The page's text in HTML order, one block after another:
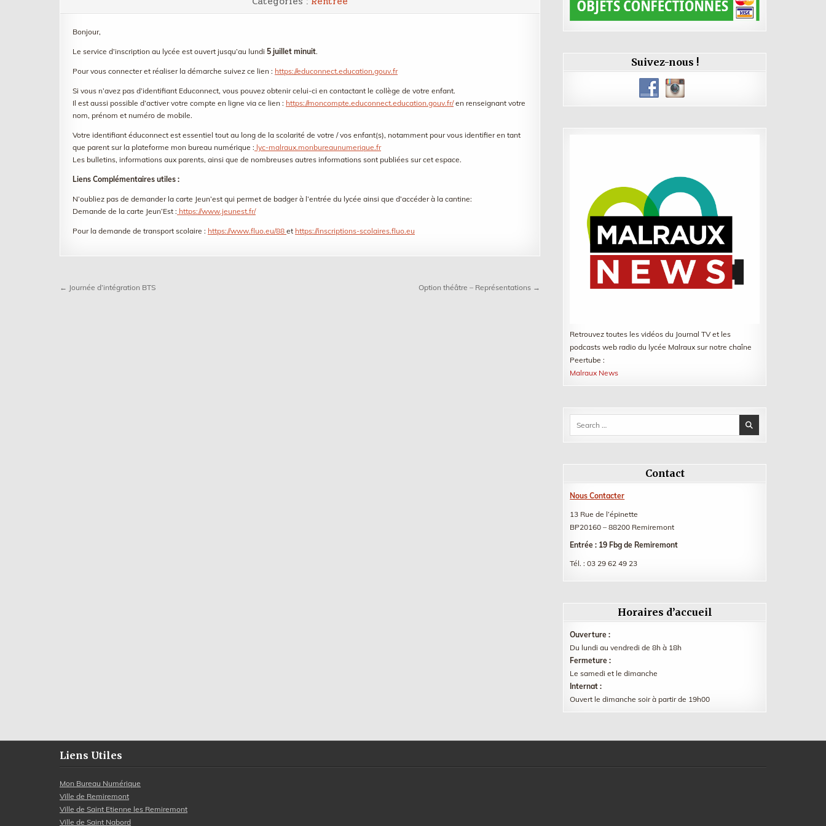
Bonjour,
Le service d’inscription au lycée est ouvert jusqu’au lundi 5 juillet minuit.
Pour vous connecter et réaliser la démarche suivez ce lien : https://educonnect.education.gouv.fr
Si vous n’avez pas d’identifiant Educonnect, vous pouvez obtenir celui-ci en contactant le collège de votre enfant.
Il est aussi possible d’activer votre compte en ligne via ce lien : https://moncompte.educonnect.education.gouv.fr/en renseignant votre
nom, prénom et numéro de mobile.
Votre identifiant éduconnect est essentiel tout au long de la scolarité de votre / vos enfant(s), notamment pour vous identifier en tant
que parent sur la plateforme mon bureau numérique : lyc-malraux.monbureaunumerique.fr
Les bulletins, informations aux parents, ainsi que de nombreuses autres informations sont publiées sur cet espace.
Liens Complémentaires utiles :
N’oubliez pas de demander la carte Jeun’est qui permet de badger à l’entrée du lycée ainsi que d’accéder à la cantine:
Demande de la carte Jeun’Est : https://www.jeunest.fr/
Pour la demande de transport scolaire : https://www.fluo.eu/88 et https://inscriptions-scolaires.fluo.eu
Option théâtre – Représentations →
← Journée d’intégration BTS
Suivez-nous !
Retrouvez toutes les vidéos du Journal TV et les
podcasts web radio du lycée Malraux sur notre chaîne
Peertube :
Malraux News
for:
Contact
Nous Contacter
13 Rue de l’épinette
BP20160 – 88200 Remiremont
Entrée : 19 Fbg de Remiremont
Tél. :03 29 62 49 23
Horaires d’accueil
Ouverture :
Du lundi au vendredi de 8h à 18h
Fermeture :
Le samedi et le dimanche
Internat :
Ouvert le dimanche soir à partir de 19h00
Liens Utiles
Mon Bureau Numérique
Ville de Remiremont
Ville de Saint Etienne les Remiremont
Ville de Saint Nabord